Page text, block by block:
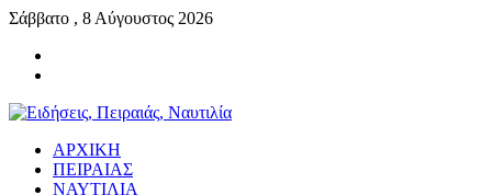
Σάββατο , 8 Αύγουστος 2026
ΑΡΧΙΚΗ
ΠΕΙΡΑΙΑΣ
ΝΑΥΤΙΛΙΑ